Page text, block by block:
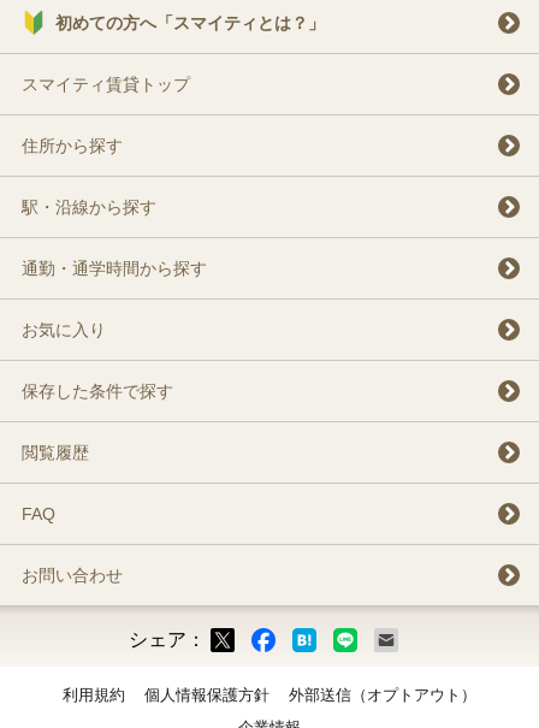
初めての方へ「スマイティとは？」
スマイティ賃貸トップ
住所から探す
駅・沿線から探す
通勤・通学時間から探す
お気に入り
保存した条件で探す
閲覧履歴
FAQ
お問い合わせ
シェア：
利用規約 個人情報保護方針
外部送信（オプトアウト）